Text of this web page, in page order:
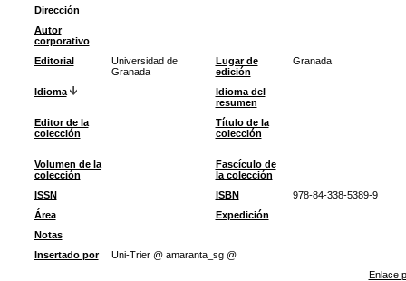
Dirección
Autor
corporativo
Editorial
Universidad de
Granada
Lugar de
edición
Granada
Idioma
Idioma del
resumen
Editor de la
colección
Título de la
colección
Volumen de la
colección
Fascículo de
la colección
ISSN
ISBN
978-84-338-5389-9
Área
Expedición
Notas
Insertado por
Uni-Trier @ amaranta_sg @
Enlace